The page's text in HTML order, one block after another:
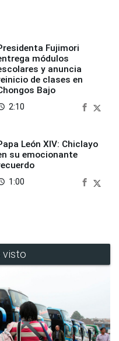
Fujimori
módulos
y anuncia
de clases en
Bajo
2:10
León XIV: Chiclayo
su emocionante
1:00
visto